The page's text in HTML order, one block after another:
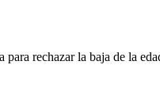
rechazar la baja de la